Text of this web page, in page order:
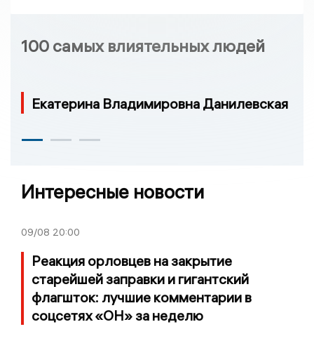
100 самых влиятельных людей
Екатерина Владимировна Данилевская
Интересные новости
09/08 20:00
Реакция орловцев на закрытие
старейшей заправки и гигантский
флагшток: лучшие комментарии в
соцсетях «ОН» за неделю